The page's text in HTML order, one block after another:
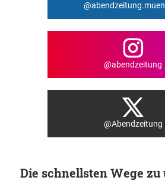
@abendzeitung
@Abendzeitung
Die schnellsten Wege